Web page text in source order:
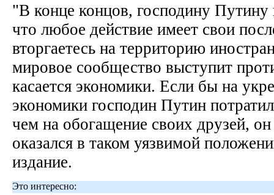
"В конце концов, господину Путину
что любое действие имеет свои
вторгаетесь на территорию
мировое сообщество выступит
касается экономики. Если бы на
экономики господин Путин
чем на обогащение своих друзей,
оказался в таком уязвимой
издание.
Это интересно: